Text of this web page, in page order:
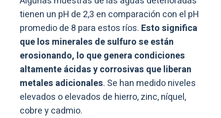
tienen un pH de 2,3 en comparación con el pH
promedio de 8 para estos ríos. Esto significa
que los minerales de sulfuro se están
erosionando, lo que genera condiciones
altamente ácidas y corrosivas que liberan
metales adicionales. Se han medido niveles
elevados o elevados de hierro, zinc, níquel,
cobre y cadmio.